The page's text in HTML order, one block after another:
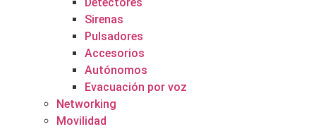
Sirenas
Pulsadores
Accesorios
Autónomos
Evacuación por voz
Networking
Movilidad